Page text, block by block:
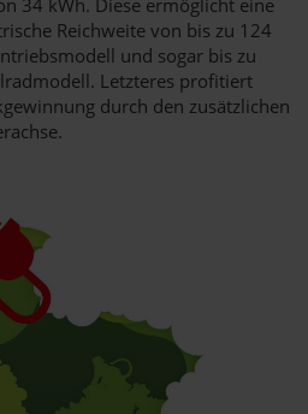
34 kWh. Diese ermöglicht eine
Reichweite von bis zu 124
und sogar bis zu
Letzteres profitiert
durch den zusätzlichen